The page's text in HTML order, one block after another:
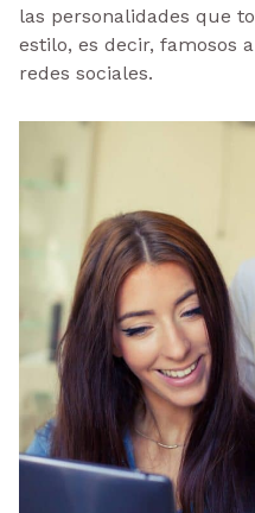
las personalidades que
estilo, es decir, famosos
redes sociales.